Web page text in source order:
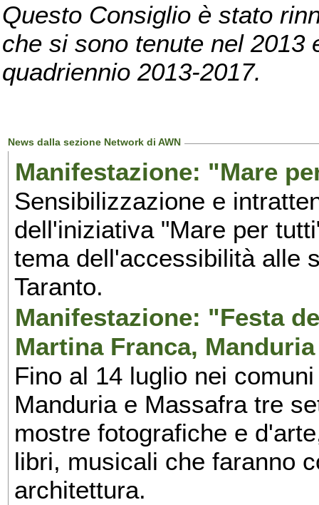
Questo Consiglio è stato
che si sono tenute nel 2013
quadriennio 2013-2017.
News dalla sezione Network di AWN
Manifestazione: "Mare
Sensibilizzazione e
dell'iniziativa "Mare per
tema dell'accessibilità alle
Taranto.
Manifestazione: "Festa
Martina Franca,
Fino al 14 luglio nei
Manduria e Massafra tre
mostre fotografiche e
libri, musicali che faranno
architettura.